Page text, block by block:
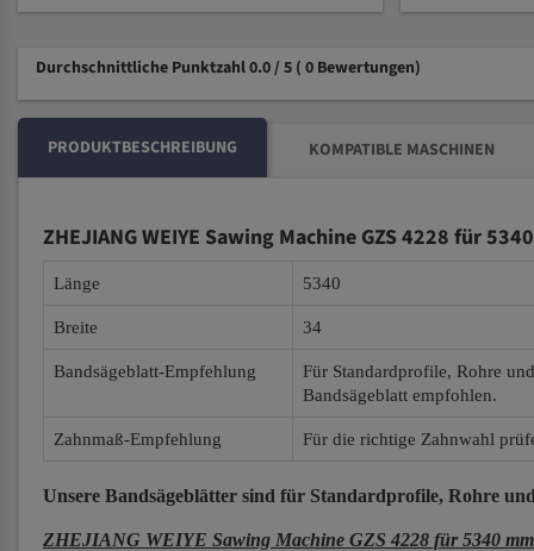
Durchschnittliche Punktzahl 0.0 / 5 ( 0 Bewertungen)
PRODUKTBESCHREIBUNG KOMPATIBLE MASCHINEN
ZHEJIANG WEIYE Sawing Machine GZS 4228 für
Länge 5340
Breite 34
Bandsägeblatt-Empfehlung
Für Standardprofile, Rohre
Bandsägeblatt empfohlen.
Zahnmaß-Empfehlung Für die richtige Zahnwahl
Unsere Bandsägeblätter sind für Standardprofile, Rohre
ZHEJIANG WEIYE Sawing Machine GZS 4228 für 5340